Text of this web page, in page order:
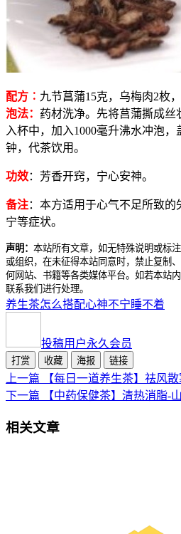
配方︰ 九节菖蒲15克，乌梅肉2枚
泡法： 药材洗净。先将莒蒲撕成
入杯中，加入1000毫升沸水冲泡，
钟，代茶饮用。
功效：芳香开窍，宁心安神。
备注：本方适用于心气不足所致
宁等症状。
声明： 本站所有文章，如无特殊说明或标
或组织，在未征得本站同意时，禁止复制
何网站、书籍等各类媒体平台。如若本站
联系我们进行处理。
养生茶怎么搭配心神不宁睡不着
投稿用户永久会员
打赏 收藏 海报 链接
上一篇
【每日一道养生茶】祛风
下一篇
【中药保健茶】清热消脂-
相关文章